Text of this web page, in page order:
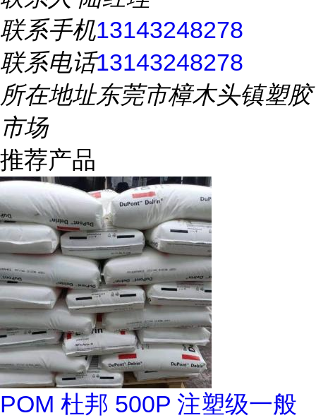
联系手机13143248278
联系电话13143248278
所在地址东莞市樟木头镇塑胶
市场
推荐产品
POM 杜邦 500P 注塑级一般